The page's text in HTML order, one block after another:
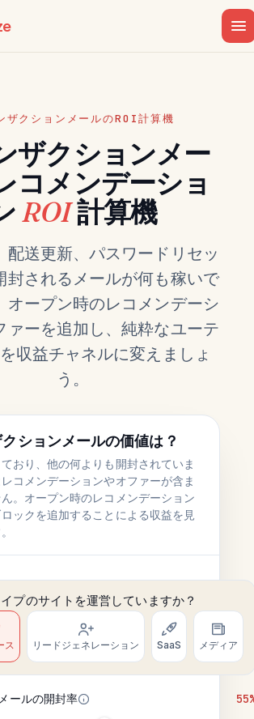
ザクションメールのROI計算機
ザクションメー
コメンデーショ
ROI計算機
配送更新、パスワードリセッ
封されるメールが何も稼いで
オープン時のレコメンデーシ
ァーを追加し、純粋なユーテ
収益チャネルに変えましょ
う。
クションメールの価値は？
おり、他の何よりも開封されていま
コメンデーションやオファーが含ま
。オープン時のレコメンデーション
ックを追加することによる収益を見
プのサイトを運営していますか？
ス リードジェネレーション SaaS メディア
ールの開封率